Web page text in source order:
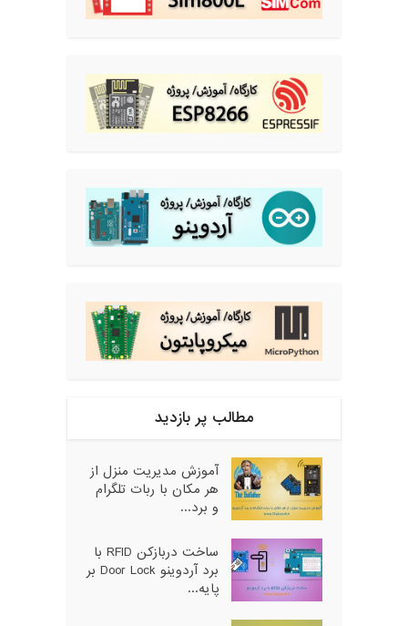
مطالب پر بازدید
آموزش مدیریت منزل از
هر مکان با ربات تلگرام
و برد...
ساخت دربازکن RFID با
برد آردوینو Door Lock بر
پایه...